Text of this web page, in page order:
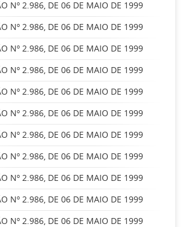
Nº 2.986, DE 06 DE MAIO DE 1999
Nº 2.986, DE 06 DE MAIO DE 1999
Nº 2.986, DE 06 DE MAIO DE 1999
Nº 2.986, DE 06 DE MAIO DE 1999
Nº 2.986, DE 06 DE MAIO DE 1999
Nº 2.986, DE 06 DE MAIO DE 1999
Nº 2.986, DE 06 DE MAIO DE 1999
Nº 2.986, DE 06 DE MAIO DE 1999
Nº 2.986, DE 06 DE MAIO DE 1999
Nº 2.986, DE 06 DE MAIO DE 1999
Nº 2.986, DE 06 DE MAIO DE 1999